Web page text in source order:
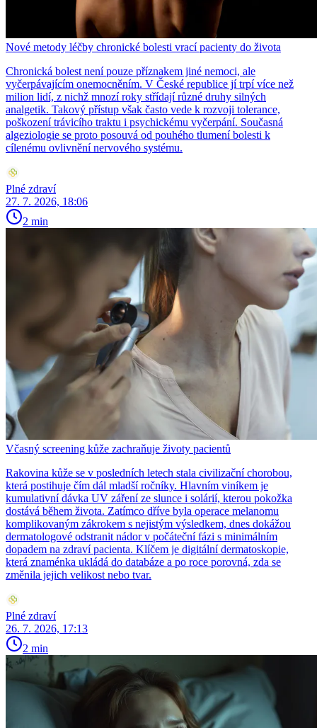
Nové metody léčby chronické bolesti vrací pacienty do života
Chronická bolest není pouze příznakem jiné nemoci, ale
vyčerpávajícím onemocněním. V České republice jí trpí více než
milion lidí, z nichž mnozí roky střídají různé druhy silných
analgetik. Takový přístup však často vede k rozvoji tolerance,
poškození trávicího traktu i psychickému vyčerpání. Současná
algeziologie se proto posouvá od pouhého tlumení bolesti k
cílenému ovlivnění nervového systému.
Plné zdraví
27. 7. 2026, 18:06
2 min
Včasný screening kůže zachraňuje životy pacientů
Rakovina kůže se v posledních letech stala civilizační chorobou,
která postihuje čím dál mladší ročníky. Hlavním viníkem je
kumulativní dávka UV záření ze slunce i solárií, kterou pokožka
dostává během života. Zatímco dříve byla operace melanomu
komplikovaným zákrokem s nejistým výsledkem, dnes dokážou
dermatologové odstranit nádor v počáteční fázi s minimálním
dopadem na zdraví pacienta. Klíčem je digitální dermatoskopie,
která znaménka ukládá do databáze a po roce porovná, zda se
změnila jejich velikost nebo tvar.
Plné zdraví
26. 7. 2026, 17:13
2 min